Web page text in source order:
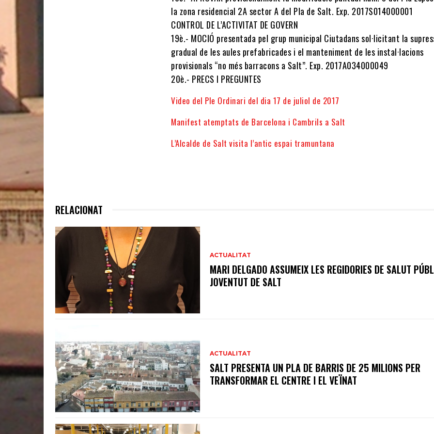
la zona residencial 2A sector A del Pla de Salt. Exp. 2017S014000001
CONTROL DE L’ACTIVITAT DE GOVERN
19è.- MOCIÓ presentada pel grup municipal Ciutadans sol·licitant la
gradual de les aules prefabricades i el manteniment de les instal·lacions
provisionals “no més barracons a Salt”. Exp. 2017A034000049
20è.- PRECS I PREGUNTES
Video del Ple Ordinari del dia 17 de juliol de 2017
Manifest atemptats de Barcelona i Cambrils a Salt
L’Alcalde de Salt visita l’antic espai tramuntana
RELACIONAT
ACTUALITAT
MARI DELGADO ASSUMEIX LES REGIDORIES DE SALUT
JOVENTUT DE SALT
ACTUALITAT
SALT PRESENTA UN PLA DE BARRIS DE 25 MILIONS PER
TRANSFORMAR EL CENTRE I EL VEÏNAT